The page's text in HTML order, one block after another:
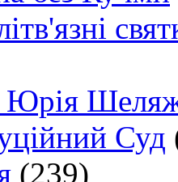
Юрія
Суд
(239)